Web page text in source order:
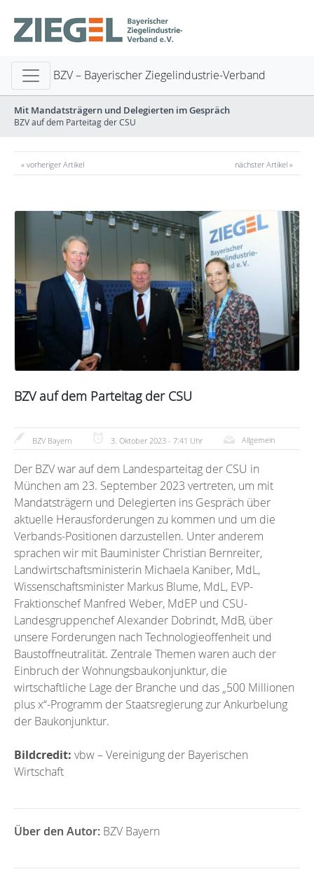
BZV – Bayerischer Ziegelindustrie-Verband
Mit Mandatsträgern und Delegierten im Gespräch
BZV auf dem Parteitag der CSU
« vorheriger Artikel nächster Artikel »
BZV auf dem Parteitag der CSU
BZV Bayern 3. Oktober 2023 - 7:41 Uhr Allgemein
Der BZV war auf dem Landesparteitag der CSU in
München am 23. September 2023 vertreten, um mit
Mandatsträgern und Delegierten ins Gespräch über
aktuelle Herausforderungen zu kommen und um die
Verbands-Positionen darzustellen. Unter anderem
sprachen wir mit Bauminister Christian Bernreiter,
Landwirtschaftsministerin Michaela Kaniber, MdL,
Wissenschaftsminister Markus Blume, MdL, EVP-
Fraktionschef Manfred Weber, MdEP und CSU-
Landesgruppenchef Alexander Dobrindt, MdB, über
unsere Forderungen nach Technologieoffenheit und
Baustoffneutralität. Zentrale Themen waren auch der
Einbruch der Wohnungsbaukonjunktur, die
wirtschaftliche Lage der Branche und das „500 Millionen
plus x“-Programm der Staatsregierung zur Ankurbelung
der Baukonjunktur.
Bildcredit: vbw – Vereinigung der Bayerischen
Wirtschaft
Über den Autor: BZV Bayern